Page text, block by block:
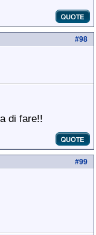
#98
di fare!!
#99